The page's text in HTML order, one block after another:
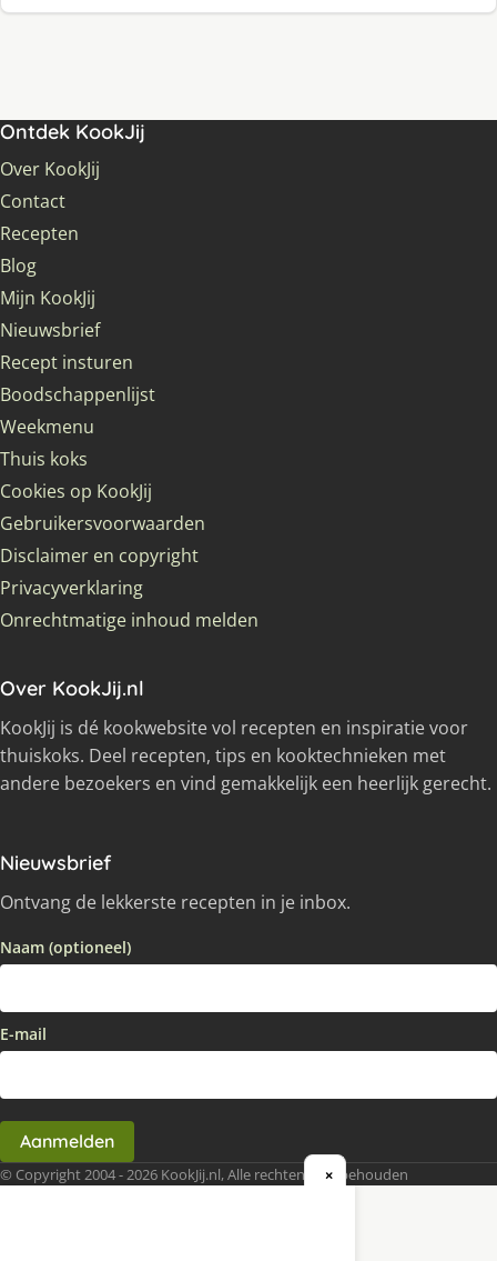
Ontdek KookJij
Over KookJij
Contact
Recepten
Blog
Mijn KookJij
Nieuwsbrief
Recept insturen
Boodschappenlijst
Weekmenu
Thuis koks
Cookies op KookJij
Gebruikersvoorwaarden
Disclaimer en copyright
Privacyverklaring
Onrechtmatige inhoud melden
Over KookJij.nl
KookJij is dé kookwebsite vol recepten en inspiratie voor
thuiskoks. Deel recepten, tips en kooktechnieken met
andere bezoekers en vind gemakkelijk een heerlijk gerecht.
Nieuwsbrief
Ontvang de lekkerste recepten in je inbox.
Naam (optioneel)
E-mail
Aanmelden
© Copyright 2004 - 2026 KookJij.nl, Alle rechten voorbehouden
×